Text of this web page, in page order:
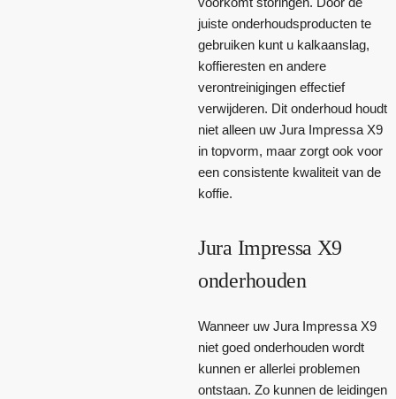
juiste onderhoudsproducten te
gebruiken kunt u kalkaanslag,
koffieresten en andere
verontreinigingen effectief
verwijderen. Dit onderhoud houdt
niet alleen uw Jura Impressa X9
in topvorm, maar zorgt ook voor
een consistente kwaliteit van de
koffie.
Jura Impressa X9
onderhouden
Wanneer uw Jura Impressa X9
niet goed onderhouden wordt
kunnen er allerlei problemen
ontstaan. Zo kunnen de leidingen